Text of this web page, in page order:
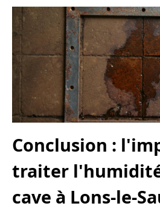
Conclusion :
traiter
cave à Lons-le-